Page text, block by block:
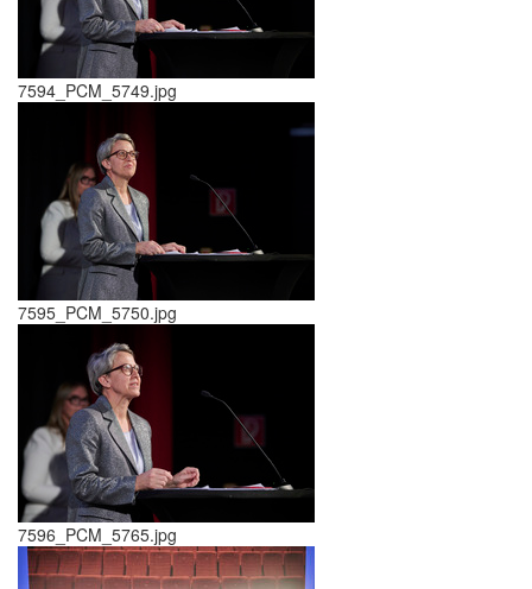
7594_PCM_5749.jpg
7595_PCM_5750.jpg
7596_PCM_5765.jpg